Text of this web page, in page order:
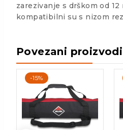
zarezivanje s drškom od 12
kompatibilni su s nizom
Povezani proizvodi
-15%